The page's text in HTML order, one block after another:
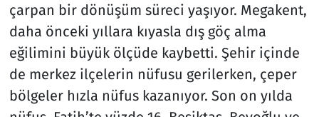
çarpan bir dönüşüm süreci yaşıyor. Megakent,
daha önceki yıllara kıyasla dış göç alma
eğilimini büyük ölçüde kaybetti. Şehir içinde
de merkez ilçelerin nüfusu gerilerken, çeper
bölgeler hızla nüfus kazanıyor. Son on yılda